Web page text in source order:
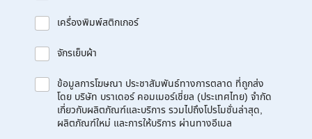
เครื่องพิมพ์สติกเกอร์
จักรเย็บผ้า
ข้อมูลการโฆษณา ประชาสัมพันธ์ทางการตลาด ที่ถูกส่ง
โดย บริษัท บราเดอร์ คอมเมอร์เชี่ยล (ประเทศไทย) จำกัด
เกี่ยวกับผลิตภัณฑ์และบริการ รวมไปถึงโปรโมชั่นล่าสุด,
ผลิตภัณฑ์ใหม่ และการให้บริการ ผ่านทางอีเมล